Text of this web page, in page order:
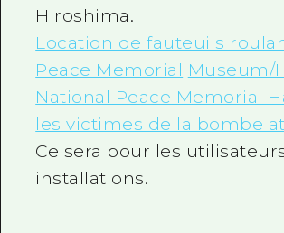
Hiroshima.
Location de fauteuils
Peace Memorial Museum/
National Peace Memorial
les victimes de la bombe
Ce sera pour les
installations.